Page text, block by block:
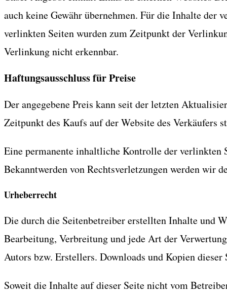
auch keine Gewähr übernehmen. Für die Inhalte
verlinkten Seiten wurden zum Zeitpunkt der
Verlinkung nicht erkennbar.
Haftungsausschluss für Preise
Der angegebene Preis kann seit der letzten
Zeitpunkt des Kaufs auf der Website des Verkäufers
Eine permanente inhaltliche Kontrolle der verlinkten
Bekanntwerden von Rechtsverletzungen werden wir
Urheberrecht
Die durch die Seitenbetreiber erstellten Inhalte und
Bearbeitung, Verbreitung und jede Art der
Autors bzw. Erstellers. Downloads und Kopien
Soweit die Inhalte auf dieser Seite nicht vom